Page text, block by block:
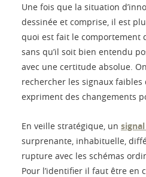
Une fois que la situation
dessinée et comprise, il est
quoi est fait le comportement
sans qu’il soit bien entendu
avec une certitude absolue.
rechercher les signaux
expriment des changements
En veille stratégique, un
surprenante, inhabituelle,
rupture avec les schémas
Pour l’identifier il faut être en